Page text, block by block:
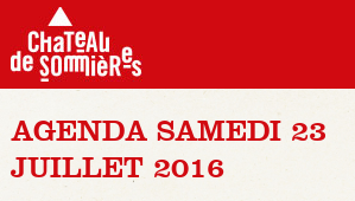
AGENDA SAMEDI 23
JUILLET 2016